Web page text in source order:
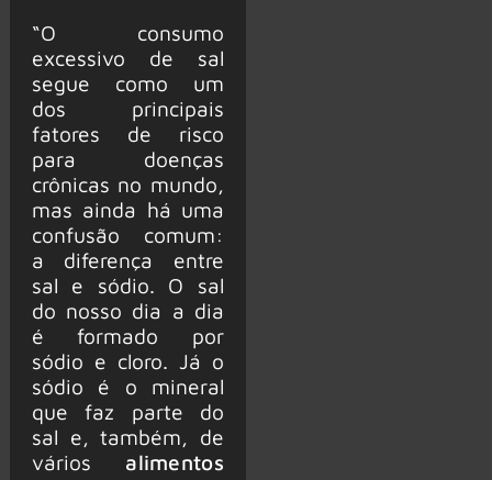
“O consumo
excessivo de sal
segue como um
dos principais
fatores de risco
para doenças
crônicas no mundo,
mas ainda há uma
confusão comum:
a diferença entre
sal e sódio. O sal
do nosso dia a dia
é formado por
sódio e cloro. Já o
sódio é o mineral
que faz parte do
sal e, também, de
vários alimentos